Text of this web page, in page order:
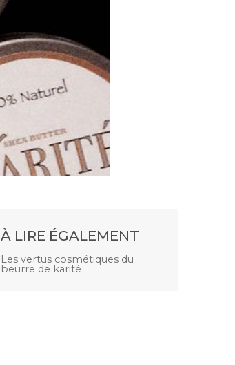
À LIRE ÉGALEMENT
Les vertus cosmétiques du
beurre de karité